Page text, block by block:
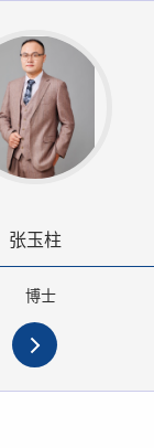
张玉柱
博士